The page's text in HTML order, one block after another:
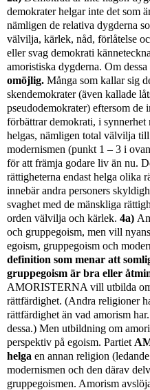
demokrater helgar inte det som
nämligen de relativa dygderna
välvilja, kärlek, nåd, förlåtelse
eller svag demokrati
amoristiska dygderna. Om
omöjlig. Många som kallar sig
skendemokrater (även kallade
pseudodemokrater) eftersom de
förbättrar demokrati, i
helgas, nämligen total välvilja
modernismen (punkt 1 – 3 i
för att främja godare liv än nu.
rättigheterna endast helga olika
innebär andra personers
svaghet med de mänskliga
orden välvilja och kärlek. 4a)
och gruppegoism, men vill
egoism, gruppegoism och
definition som menar att
gruppegoism är bra eller
AMORISTERNA vill utbilda
rättfärdighet. (Andra religioner
rättfärdighet än vad amorism
dessa.) Men utbildning om
perspektiv på egoism. Partiet
helga en annan religion
modernismen och den därav
gruppegoismen. Amorism